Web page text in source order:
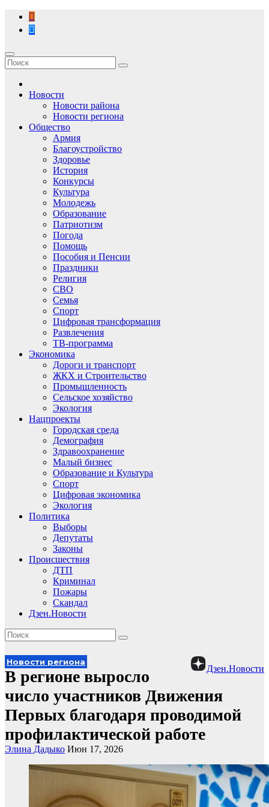
Перейти
содержимому
Новости
Новости района
Новости региона
Общество
Армия
Благоустройство
Здоровье
История
Конкурсы
Культура
Молодежь
Образование
Патриотизм
Погода
Помощь
Пособия и Пенсии
Праздники
Религия
СВО
Семья
Спорт
Цифровая трансформация
Развлечения
ТВ-программа
Экономика
Дороги и транспорт
ЖКХ и Строительство
Промышленность
Сельское хозяйство
Экология
Нацпроекты
Городская среда
Демография
Здравоохранение
Малый бизнес
Образование и Культура
Спорт
Цифровая экономика
Экология
Политика
Выборы
Депутаты
Законы
Происшествия
ДТП
Криминал
Пожары
Скандал
Дзен.Новости
Дзен.Новости
Новости региона
В регионе выросло
число участников Движения
Первых благодаря проводимой
профилактической работе
Элина Дадыко Июн 17, 2026